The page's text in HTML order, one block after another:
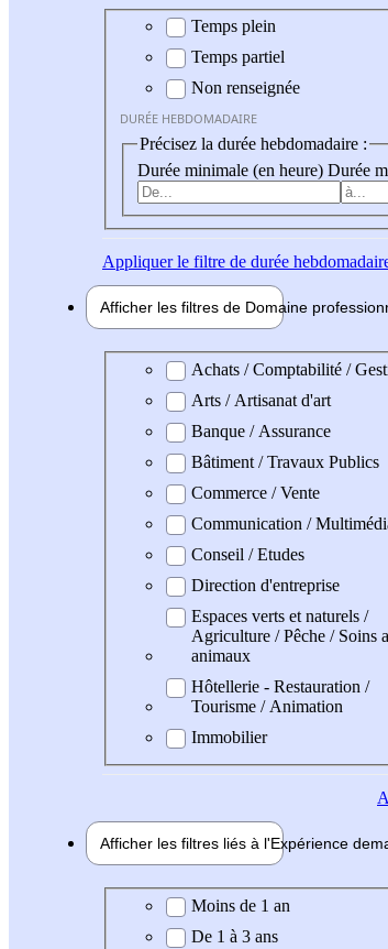
Durée hebdomadaire
Temps plein
Temps partiel
Non renseignée
DURÉE HEBDOMADAIRE
Précisez la durée hebdomadaire :
Durée minimale (en heure) Durée
Appliquerle filtre de durée
Afficher les filtres de Domaine pro
Domaine professionel
Achats / Comptabilité /
Arts / Artisanat d'art
Banque / Assurance
Bâtiment / Travaux Publics
Commerce / Vente
Communication /
Conseil / Etudes
Direction d'entreprise
Espaces verts et naturels /
Agriculture / Pêche / Soins
animaux
Hôtellerie - Restauration /
Tourisme / Animation
Immobilier
Afficher les filtres liés à l'Expérience
Expérience demandée
Moins de 1 an
De 1 à 3 ans